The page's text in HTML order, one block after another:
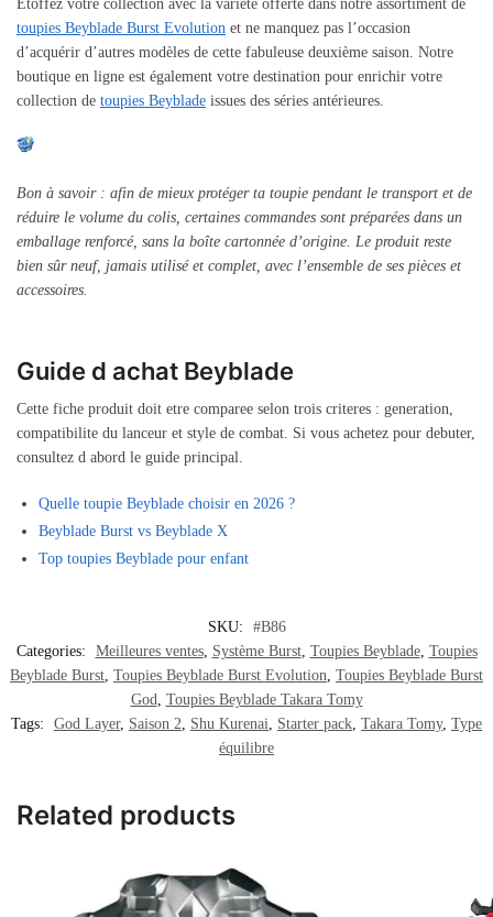
Étoffez votre collection avec la variété offerte dans notre assortiment de
toupies Beyblade Burst Evolution et ne manquez pas l’occasion
d’acquérir d’autres modèles de cette fabuleuse deuxième saison. Notre
boutique en ligne est également votre destination pour enrichir votre
collection de toupies Beyblade issues des séries antérieures.
Bon à savoir : afin de mieux protéger ta toupie pendant le transport et de
réduire le volume du colis, certaines commandes sont préparées dans un
emballage renforcé, sans la boîte cartonnée d’origine. Le produit reste
bien sûr neuf, jamais utilisé et complet, avec l’ensemble de ses pièces et
accessoires.
Guide d achat Beyblade
Cette fiche produit doit etre comparee selon trois criteres : generation,
compatibilite du lanceur et style de combat. Si vous achetez pour debuter,
consultez d abord le guide principal.
Quelle toupie Beyblade choisir en 2026 ?
Beyblade Burst vs Beyblade X
Top toupies Beyblade pour enfant
SKU:
#B86
Categories:
Meilleures ventes, Système Burst, Toupies Beyblade, Toupies
Beyblade Burst Toupies Beyblade Burst Evolution Toupies Beyblade Burst
God Toupies Beyblade Takara Tomy
Tags:
God Layer, Saison 2 Shu Kurenai Starter pack Takara Tomy, Type
équilibre
Related products